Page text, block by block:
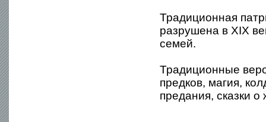
Традиционная
разрушена в XIX
семей.
Традиционные
предков, магия,
предания, сказки